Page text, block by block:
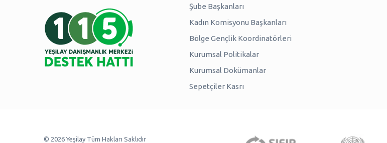
Şube Başkanları
Kadın Komisyonu Başkanları
Bölge Gençlik Koordinatörleri
Kurumsal Politikalar
Kurumsal Dokümanlar
Sepetçiler Kasrı
© 2026 Yeşilay Tüm Hakları Saklıdır